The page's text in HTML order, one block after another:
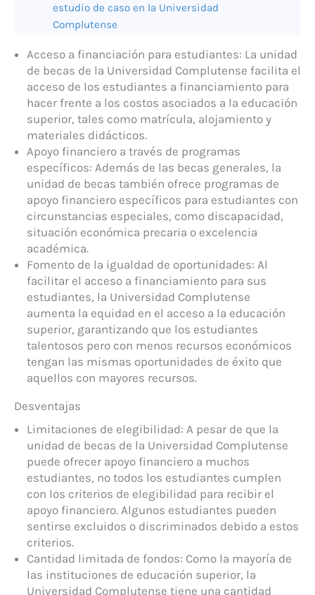
estudio de caso en la Universidad
Complutense
Acceso a financiación para estudiantes: La unidad
de becas de la Universidad Complutense facilita el
acceso de los estudiantes a financiamiento para
hacer frente a los costos asociados a la educación
superior, tales como matrícula, alojamiento y
materiales didácticos.
Apoyo financiero a través de programas
específicos: Además de las becas generales, la
unidad de becas también ofrece programas de
apoyo financiero específicos para estudiantes con
circunstancias especiales, como discapacidad,
situación económica precaria o excelencia
académica.
Fomento de la igualdad de oportunidades: Al
facilitar el acceso a financiamiento para sus
estudiantes, la Universidad Complutense
aumenta la equidad en el acceso a la educación
superior, garantizando que los estudiantes
talentosos pero con menos recursos económicos
tengan las mismas oportunidades de éxito que
aquellos con mayores recursos.
Desventajas
Limitaciones de elegibilidad: A pesar de que la
unidad de becas de la Universidad Complutense
puede ofrecer apoyo financiero a muchos
estudiantes, no todos los estudiantes cumplen
con los criterios de elegibilidad para recibir el
apoyo financiero. Algunos estudiantes pueden
sentirse excluidos o discriminados debido a estos
criterios.
Cantidad limitada de fondos: Como la mayoría de
las instituciones de educación superior, la
Universidad Complutense tiene una cantidad